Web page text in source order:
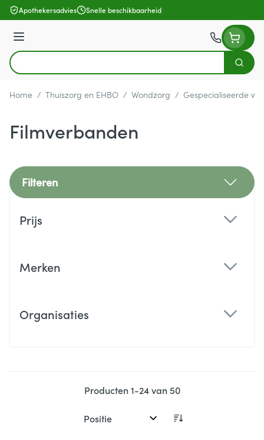
Ga naar de inhoud
Apothekersadvies Snelle beschikbaarheid
Menu
Product, merk, categorie...
Zoek
Home / Thuiszorg en EHBO / Wondzorg / Gespecialiseerde
Filmverbanden
Filteren
Prijs
Merken
Organisaties
Producten1-24van50
Sorteer op: